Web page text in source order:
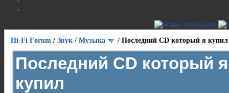
Hi-Fi Forum / Звук / Музыка / Последний CD который я купил
Последний CD который я
купил